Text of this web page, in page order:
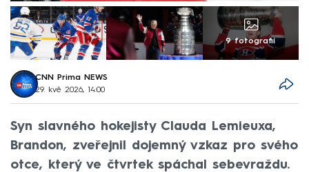
9 fotografií
CNN Prima NEWS
29. kvě 2026, 14:00
Syn slavného hokejisty Clauda Lemieuxa,
Brandon, zveřejnil dojemný vzkaz pro svého
otce, který ve čtvrtek spáchal sebevraždu.